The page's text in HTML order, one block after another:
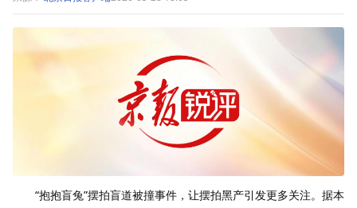
“抱抱盲兔”摆拍盲道被撞事件，让摆拍黑产引发更多关注。据本